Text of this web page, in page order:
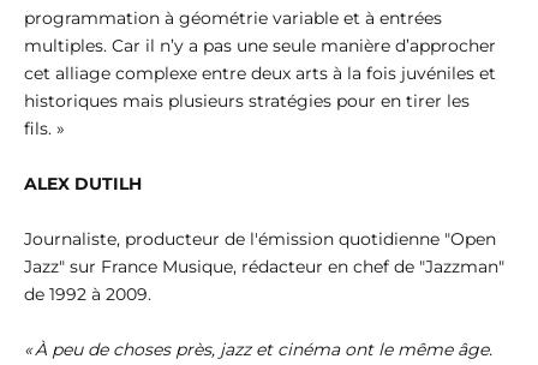
programmation à géométrie variable et à entrées
multiples. Car il n’y a pas une seule manière d’approcher
cet alliage complexe entre deux arts à la fois juvéniles et
historiques mais plusieurs stratégies pour en tirer les
fils. »
ALEX DUTILH
Journaliste, producteur de l'émission quotidienne "Open
Jazz" sur France Musique, rédacteur en chef de "Jazzman"
de 1992 à 2009.
« À peu de choses près, jazz et cinéma ont le même âge.